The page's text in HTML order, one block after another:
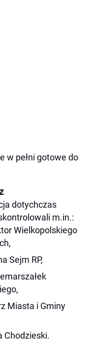
w pełni gotowe do
dotychczas
m.in.:
Wielkopolskiego
Sejm RP,
Miasta i Gminy
Chodzieski.